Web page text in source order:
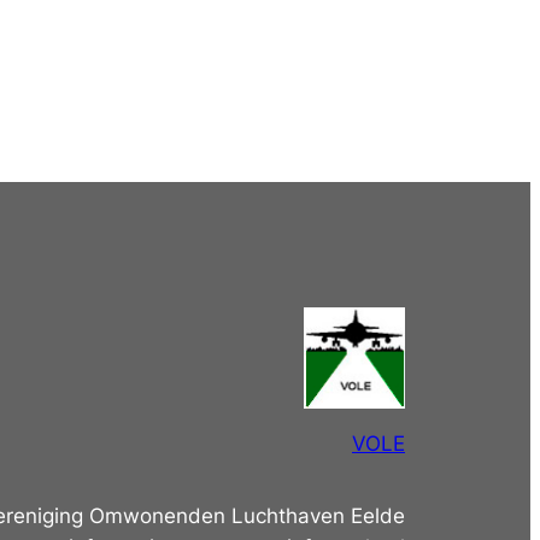
VOLE
Omwonenden Luchthaven Eelde